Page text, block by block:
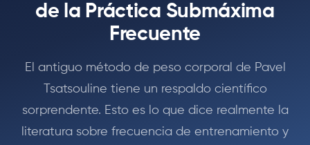
90 Días
Calculadoras
de la Práctica Submáxima
Frecuente
El antiguo método de peso corporal de Pavel
Tsatsouline tiene un respaldo científico
sorprendente. Esto es lo que dice realmente la
literatura sobre frecuencia de entrenamiento y